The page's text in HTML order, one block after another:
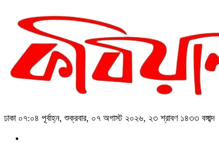
ঢাকা ০৭:০৪ পূর্বাহ্ন, শুক্রবার, ০৭ অগাস্ট ২০২৬, ২৩ শ্রাবণ ১৪৩৩ বঙ্গাব্দ